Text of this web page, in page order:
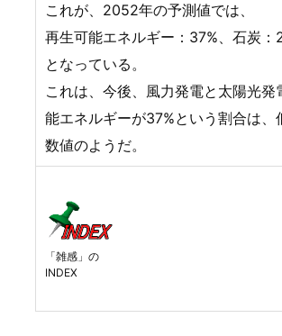
これが、2052年の予測値では、
再生可能エネルギー：37%、石炭：
となっている。
これは、今後、風力発電と太陽光
能エネルギーが37%という割合は
数値のようだ。
「雑感」の
INDEX